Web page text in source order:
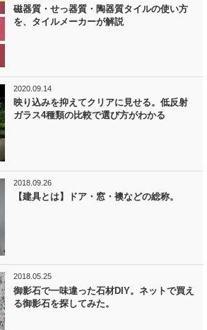
磁器質・せっ器質・陶器質タイルの使い方
を、タイルメーカーが解説
2020.09.14
映り込みを抑えてクリアに見せる。低反射
ガラス4種類の比較で選び方がわかる
2018.09.26
【建具とは】ドア・窓・襖などの総称。
2018.05.25
御影石で一味違った石材DIY。ネットで買え
る御影石を探してみた。